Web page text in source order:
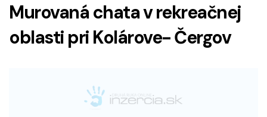
Murovaná chata v rekreačnej
oblasti pri Kolárove- Čergov